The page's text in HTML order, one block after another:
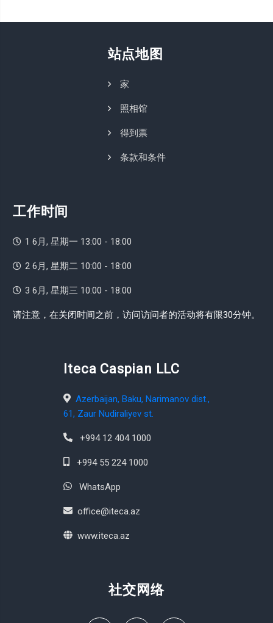
站点地图
家
照相馆
得到票
条款和条件
工作时间
1 6月, 星期一 13:00 - 18:00
2 6月, 星期二 10:00 - 18:00
3 6月, 星期三 10:00 - 18:00
请注意，在关闭时间之前，访问访问者的活动将有限30分钟。
Iteca Caspian LLC
Azerbaijan, Baku, Narimanov dist.,
61, Zaur Nudiraliyev st.
+994 12 404 1000
+994 55 224 1000
WhatsApp
office@iteca.az
www.iteca.az
社交网络